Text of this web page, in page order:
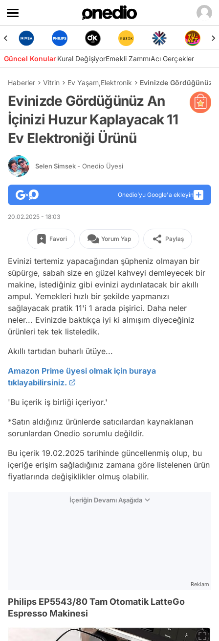
Güncel KonularKural DeğişiyorEmekli ZammıAcı Gerçekler
Haberler Vitrin Ev Yaşam,Elektronik Evinizde Gördüğünüz
Evinizde Gördüğünüz An
İçinizi Huzur Kaplayacak 11
Ev Elektroniği Ürünü
Selen Simsek - Onedio Üyesi
Onedio’yu Google'a ekleyin
20.02.2025 - 18:03
Favori Yorum Yap Paylaş
Evinizi tertemiz yapacağından şüpheniz olmayan bir
süpürge, sabah size en güzel kahveyi demleyecek bir
makine, istediğiniz gibi evinizi aydınlatacak bir akıllı
ampul. Yemekleri hızlı bir şekilde yapmanızı
sağlayacak pratik 11'i 1 arada pişirici. Daha neler
neler... Evinizde baktıkça iyi ki almışım diyeceğiniz
ürünleri tek tek listeledik.
Akıllı tartıdan buharlı ütüye...
Amazon Prime üyesi olmak için buraya
tıklayabilirsiniz.
'Bu içerik iş birliği içeriyor.'
*Satın aldığınız ürünlerde satıcılardan kaynaklanan
sorunlardan Onedio sorumlu değildir.
Bu içerik 19.02.2025 tarihinde güncellenmiş olup, bu
içeriğe erişim sağladığınız zamana göre listelenen ürün
fiyatlarında değişiklikler olmuş olabilir.
İçeriğin Devamı Aşağıda
Reklam
Philips EP5543/80 Tam Otomatik LatteGo
Espresso Makinesi